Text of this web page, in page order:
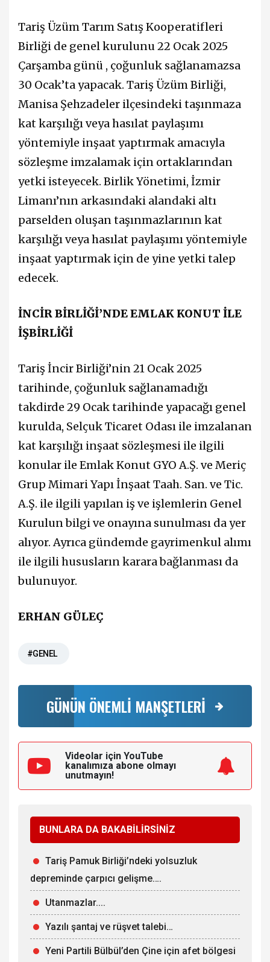
Tariş Üzüm Tarım Satış Kooperatifleri
Birliği de genel kurulunu 22 Ocak 2025
Çarşamba günü , çoğunluk sağlanamazsa
30 Ocak’ta yapacak. Tariş Üzüm Birliği,
Manisa Şehzadeler ilçesindeki taşınmaza
kat karşılığı veya hasılat paylaşımı
yöntemiyle inşaat yaptırmak amacıyla
sözleşme imzalamak için ortaklarından
yetki isteyecek. Birlik Yönetimi, İzmir
Limanı’nın arkasındaki alandaki altı
parselden oluşan taşınmazlarının kat
karşılığı veya hasılat paylaşımı yöntemiyle
inşaat yaptırmak için de yine yetki talep
edecek.
İNCİR BİRLİĞİ’NDE EMLAK KONUT İLE
İŞBİRLİĞİ
Tariş İncir Birliği’nin 21 Ocak 2025
tarihinde, çoğunluk sağlanamadığı
takdirde 29 Ocak tarihinde yapacağı genel
kurulda, Selçuk Ticaret Odası ile imzalanan
kat karşılığı inşaat sözleşmesi ile ilgili
konular ile Emlak Konut GYO A.Ş. ve Meriç
Grup Mimari Yapı İnşaat Taah. San. ve Tic.
A.Ş. ile ilgili yapılan iş ve işlemlerin Genel
Kurulun bilgi ve onayına sunulması da yer
alıyor. Ayrıca gündemde gayrimenkul alımı
ile ilgili hususların karara bağlanması da
bulunuyor.
ERHAN GÜLEÇ
#GENEL
GÜNÜN ÖNEMLİ MANŞETLERİ
Videolar için YouTube
kanalımıza abone olmayı
unutmayın!
BUNLARA DA BAKABİLİRSİNİZ
Tariş Pamuk Birliği’ndeki yolsuzluk
depreminde çarpıcı gelişme….
Utanmazlar....
Yazılı şantaj ve rüşvet talebi…
Yeni Partili Bülbül’den Çine için afet bölgesi